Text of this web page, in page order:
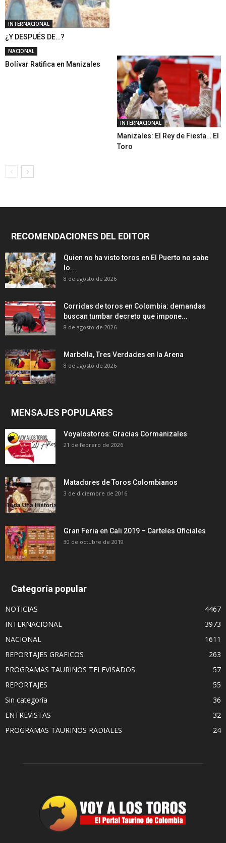
INTERNACIONAL
¿Y DESPUÉS DE…?
NACIONAL
Bolívar Ratifica en Manizales
INTERNACIONAL
Manizales: El Rey de Fiesta… El
Toro
RECOMENDACIONES DEL EDITOR
Quien no ha visto toros en El Puerto no sabe
lo...
8 de agosto de 2026
Corridas de toros en Colombia: demandas
buscan tumbar decreto que impone...
8 de agosto de 2026
Marbella, Tres Verdades en la Arena
8 de agosto de 2026
MENSAJES POPULARES
Voyalostoros: Gracias Cormanizales
21 de febrero de 2026
Matadores de Toros Colombianos
3 de diciembre de 2016
Gran Feria en Cali 2019 – Carteles Oficiales
30 de octubre de 2019
Categoría popular
NOTICIAS
4467
INTERNACIONAL
3973
NACIONAL
1611
REPORTAJES GRAFICOS
263
PROGRAMAS TAURINOS TELEVISADOS
57
REPORTAJES
55
Sin categoría
36
ENTREVISTAS
32
PROGRAMAS TAURINOS RADIALES
24